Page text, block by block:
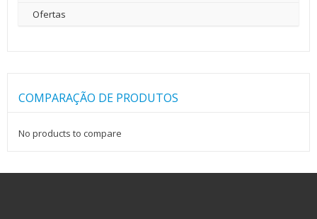
Ofertas
COMPARAÇÃO DE PRODUTOS
No products to compare